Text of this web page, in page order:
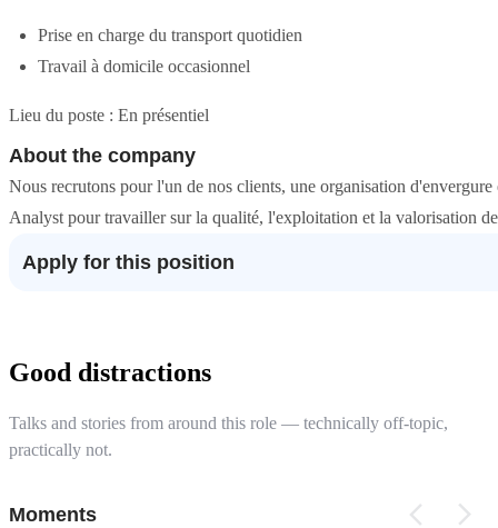
Prise en charge du transport quotidien
Travail à domicile occasionnel
Lieu du poste : En présentiel
About the company
Nous recrutons pour l'un de nos clients, une organisation
Analyst pour travailler sur la qualité, l'exploitation et la valorisation
Apply for this position
Good distractions
Talks and stories from around this role — technically off-topic,
practically not.
Moments